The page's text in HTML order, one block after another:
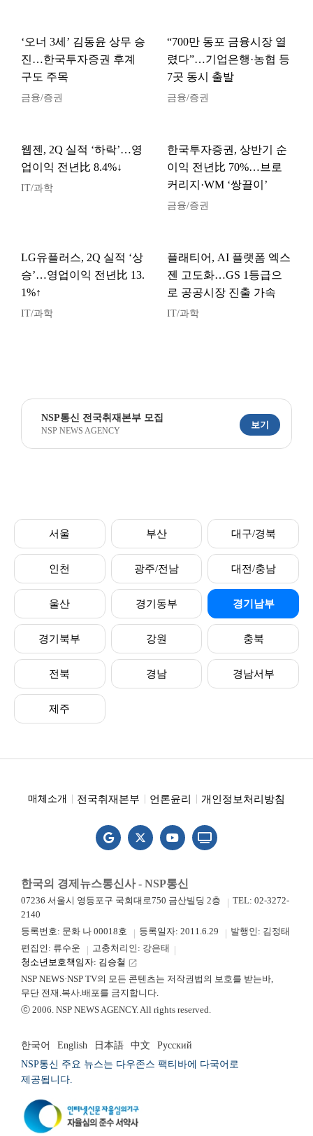
‘오너 3세’ 김동윤 상무 승
진…한국투자증권 후계
구도 주목
금융/증권
“700만 동포 금융시장 열
렸다”…기업은행·농협 등
7곳 동시 출발
금융/증권
웹젠, 2Q 실적 ‘하락’…영
업이익 전년比 8.4%↓
IT/과학
한국투자증권, 상반기 순
이익 전년比 70%…브로
커리지·WM ‘쌍끌이’
금융/증권
LG유플러스, 2Q 실적 ‘상
승’…영업이익 전년比 13.
1%↑
IT/과학
플래티어, AI 플랫폼 엑스
젠 고도화…GS 1등급으
로 공공시장 진출 가속
IT/과학
NSP통신 전국취재본부 모집
NSP NEWS AGENCY
보기
서울 부산 대구/경북
인천 광주/전남 대전/충남
울산 경기동부 경기남부
경기북부 강원 충북
전북 경남 경남서부
제주
매체소개 전국취재본부 언론윤리 개인정보처리방침
한국의 경제뉴스통신사 - NSP통신
07236 서울시 영등포구 국회대로750 금산빌딩 2층
TEL: 02-3272-
2140
등록번호: 문화 나 00018호
등록일자: 2011.6.29
발행인: 김정태
편집인: 류수운
고충처리인: 강은태
청소년보호책임자: 김승철 launch
NSP NEWS·NSP TV의 모든 콘텐츠는 저작권법의 보호를 받는바,
무단 전재.복사.배포를 금지합니다.
ⓒ 2006. NSP NEWS AGENCY. All rights reserved.
한국어 English 日本語 中文
Русский
NSP통신 주요 뉴스는 다우존스 팩티바에 다국어로
제공됩니다.